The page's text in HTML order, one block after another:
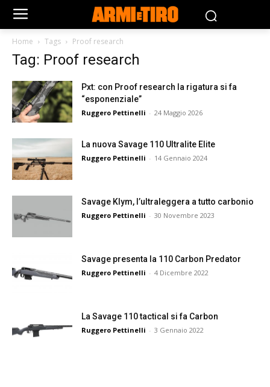
Home Tags Proof research
Tag: Proof research
Pxt: con Proof research la rigatura si fa
“esponenziale”
Ruggero Pettinelli - 24 Maggio 2026
La nuova Savage 110 Ultralite Elite
Ruggero Pettinelli - 14 Gennaio 2024
Savage Klym, l’ultraleggera a tutto carbonio
Ruggero Pettinelli - 30 Novembre 2023
Savage presenta la 110 Carbon Predator
Ruggero Pettinelli - 4 Dicembre 2022
La Savage 110 tactical si fa Carbon
Ruggero Pettinelli - 3 Gennaio 2022